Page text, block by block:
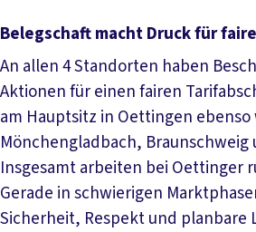
Belegschaft macht Druck für
An allen 4 Standorten haben
Aktionen für einen fairen
am Hauptsitz in Oettingen ebenso
Mönchengladbach, Braunschweig
Insgesamt arbeiten bei Oettinger
Gerade in schwierigen
Sicherheit, Respekt und planbare